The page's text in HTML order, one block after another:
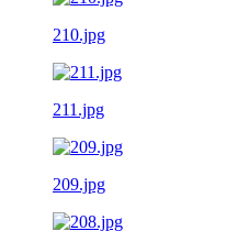
210.jpg
211.jpg
209.jpg